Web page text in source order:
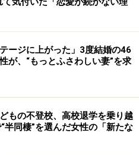
は車で迎えに来てくれ、市
ト。時間がたつのも忘れて
の店へ行った。
れ、当時、中学生と小学生
ら必死に育てたそうです。
連れて年に1、2度戻ってく
でいいけど寂しいと言って
テージに上がった」3度結婚の46
が、“もっとふさわしい妻”を求
もの不登校、高校退学を乗り越
半同棲”を選んだ女性の「新たな